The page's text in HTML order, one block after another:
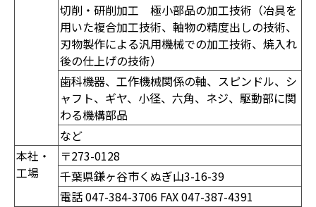
切削・研削加工 極小部品の加工技術（冶具を
用いた複合加工技術、軸物の精度出しの技術、
刃物製作による汎用機械での加工技術、焼入れ
後の仕上げの技術）
歯科機器、工作機械関係の軸、スピンドル、シ
ャフト、ギヤ、小径、六角、ネジ、駆動部に関
わる機構部品
など
本社・
工場
〒273-0128
千葉県鎌ヶ谷市くぬぎ山3-16-39
電話 047-384-3706 FAX 047-387-4391